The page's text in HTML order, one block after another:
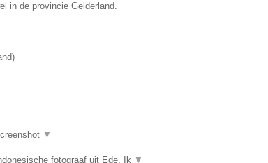
in de provincie Gelderland.
)
▼
fotograaf uit Ede. Ik ▼